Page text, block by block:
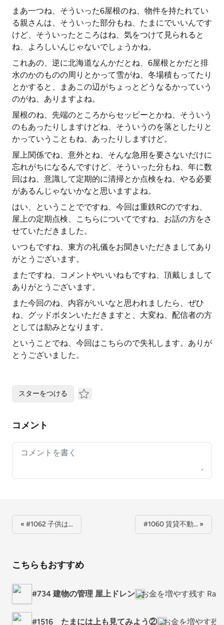
まあ一つね、そういった6屋根のね、物件を持たれてい
る親さんは、そういった部分もね、たまにでいいんです
けど、そういったところはね、気をつけて見られると
ね、よろしいんじゃないでしょうかね。
これあの、逆に北海道なんかだとね、6屋根とかだと排
水のかのものの周りとかって雪がね、冬場積もってたり
とかすると、まあこの辺がちょっとどうなるかっていう
のがね、ありますよね。
屋根のね、先端のところからセッピーとかね、そういう
のもあったりしますけどね、そういうのを落としたりと
かっていうこともね、あったりしますけど。
屋上関係でね、意外とね、そんな急用を要さないだけに
忘れがちになるんですけど、そういった分もね、年に数
回はね、意識して定期的に清掃とか点検をね、やる必要
があるんじゃないかなと思いますよね。
はい、ということでですね、今回は重鉄RCのですね、
屋上の定期点検、こちらについてですね、お話の方をさ
せていただきました。
いつもですね、東方の礼儀をお聞きいただきましてあり
がとうございます。
またですね、コメントやいいねもですね、頂戴しまして
ありがとうございます。
また今回のね、内容がいいなと思われましたら、ぜひ
ね、グッドボタンいただきますと、大変ね、配信者の方
としては励みとなります。
ということでね、今回はこちらので失礼します。ありが
とうございました。
スターをつける
コメント
Your comment
« #1062 子供は… #1060 賃貸不動… »
こちらもおすすめ
#734 建物の管理 屋上ドレン お金を増やす残す
#1516 たまには上も見てみよう② お金を増やす残